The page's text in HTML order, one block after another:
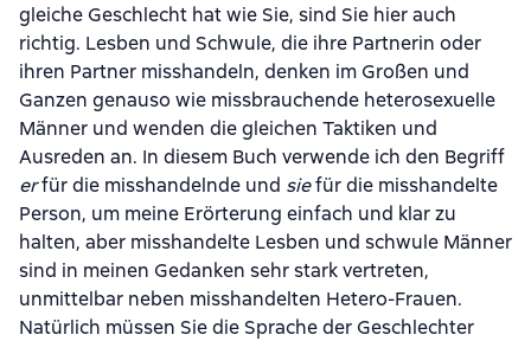
gleiche Geschlecht hat wie Sie, sind Sie hier auch
richtig. Lesben und Schwule, die ihre Partnerin oder
ihren Partner misshandeln, denken im Großen und
Ganzen genauso wie missbrauchende heterosexuelle
Männer und wenden die gleichen Taktiken und
Ausreden an. In diesem Buch verwende ich den Begriff
erfür die misshandelnde und siefür die misshandelte
Person, um meine Erörterung einfach und klar zu
halten, aber misshandelte Lesben und schwule Männer
sind in meinen Gedanken sehr stark vertreten,
unmittelbar neben misshandelten Hetero-Frauen.
Natürlich müssen Sie die Sprache der Geschlechter